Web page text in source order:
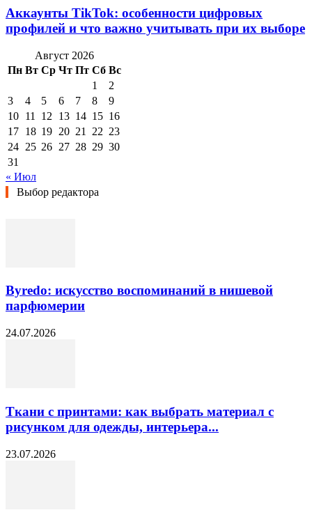
Аккаунты TikTok: особенности цифровых
профилей и что важно учитывать при их выборе
Август 2026
Пн Вт Ср Чт Пт Сб Вс
1
2
3
4 5 6 7 8
9
10 11 12 13 14 15 16
17 18 19 20 21 22 23
24 25 26 27 28 29 30
31
« Июл
Выбор редактора
Byredo: искусство воспоминаний в нишевой
парфюмерии
24.07.2026
Ткани с принтами: как выбрать материал с
рисунком для одежды, интерьера...
23.07.2026